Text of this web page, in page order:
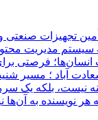
تجهیزات صنعتی
سیستم مدیریت
فرصتی
آباد ؛ مسیر
نیست، بلکه یک